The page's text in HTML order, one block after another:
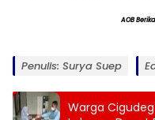
AOB
Penulis: Surya Suep
Warga